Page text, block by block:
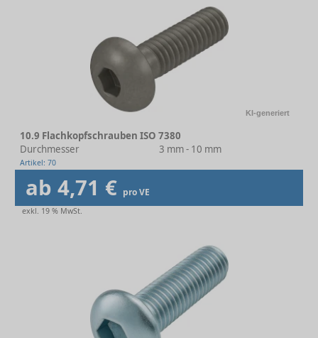
KI-generiert
10.9 Flachkopfschrauben ISO 7380
Durchmesser
3 mm - 10 mm
Artikel: 70
ab 4,71 € pro VE
exkl. 19 % MwSt.